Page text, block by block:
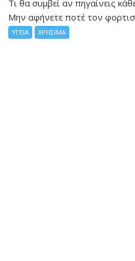
Τι θα συμβεί αν πηγαίνεις
Μην αφήνετε ποτέ τον
ΥΓΕΙΑ ΧΡΗΣΙΜΑ